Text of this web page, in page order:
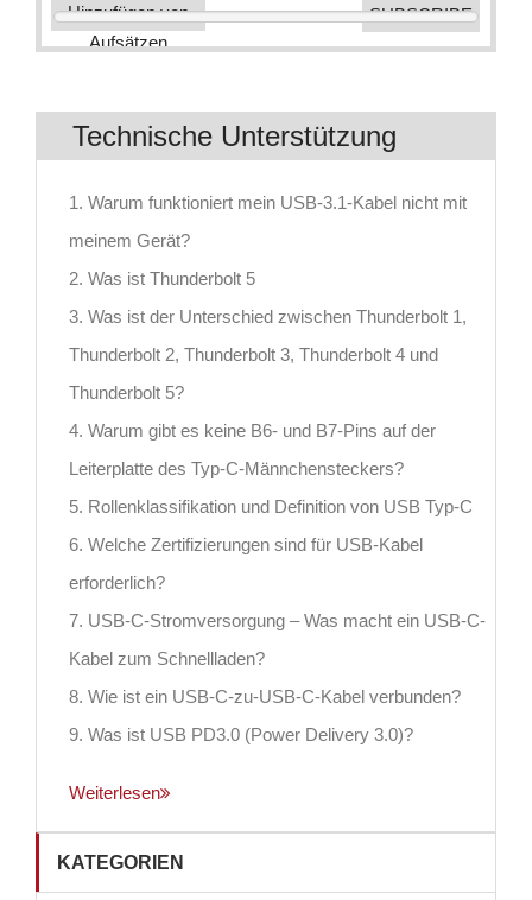
Hinzufügen von
Aufsätzen
Technische Unterstützung
1. Warum funktioniert mein USB-3.1-Kabel nicht mit
meinem Gerät?
2. Was ist Thunderbolt 5
3. Was ist der Unterschied zwischen Thunderbolt 1,
Thunderbolt 2, Thunderbolt 3, Thunderbolt 4 und
Thunderbolt 5?
4. Warum gibt es keine B6- und B7-Pins auf der
Leiterplatte des Typ-C-Männchensteckers?
5. Rollenklassifikation und Definition von USB Typ-C
6. Welche Zertifizierungen sind für USB-Kabel
erforderlich?
7. USB-C-Stromversorgung – Was macht ein USB-C-
Kabel zum Schnellladen?
8. Wie ist ein USB-C-zu-USB-C-Kabel verbunden?
9. Was ist USB PD3.0 (Power Delivery 3.0)?
Weiterlesen
KATEGORIEN